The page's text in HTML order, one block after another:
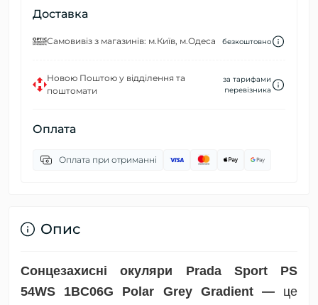
Доставка
Самовивіз з магазинів: м.Київ, м.Одеса безкоштовно
Новою Поштою у відділення та
поштомати
за тарифами
перевізника
Оплата
Оплата при отриманні
Опис
Сонцезахисні окуляри Prada Sport PS
54WS 1BC06G Polar Grey Gradient — це